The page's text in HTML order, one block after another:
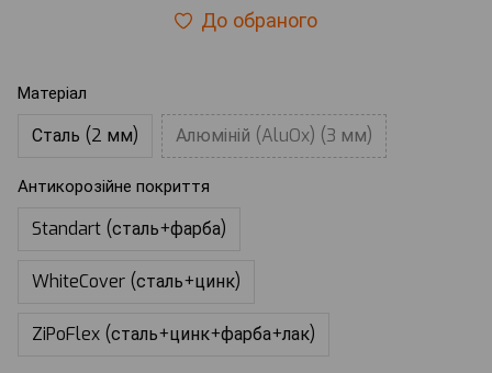
До обраного
Матеріал
Сталь (2 мм) Алюміній (AluOx) (3 мм)
Антикорозійне покриття
Standart (сталь+фарба)
WhiteCover (сталь+цинк)
ZiPoFlex (сталь+цинк+фарба+лак)